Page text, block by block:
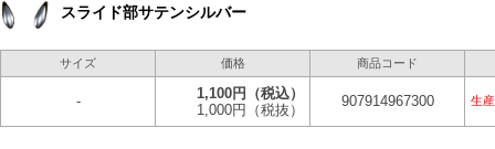
スライド部サテンシルバー
サイズ 価格 商品コード
- 1,100円
（税込）
1,000円
（税抜）
907914967300 生